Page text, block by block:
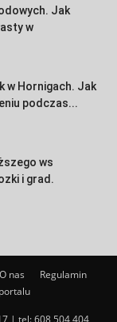
Jak
w
w Hornigach. Jak
podczas...
ws
i grad.
O nas
Regulamin
| tel:608 504 404